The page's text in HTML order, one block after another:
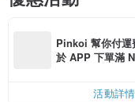
Pinkoi 幫你付運
於 APP 下單滿
活動詳情